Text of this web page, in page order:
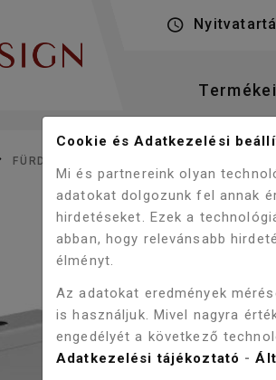
FÜRDŐSZOBA
Cookie és Adatkezelési
Mi és partnereink olyan
adatokat dolgozunk fel annak
hirdetéseket. Ezek a
abban, hogy relevánsabb
élményt.
Az adatokat eredmények
is használjuk. Mivel nagyra
engedélyét a következő
Adatkezelési tájékoztató -